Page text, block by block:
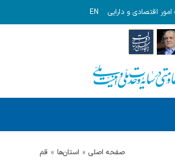
امور اقتصادی و دارایی EN
صفحه اصلی استان‌ها قم